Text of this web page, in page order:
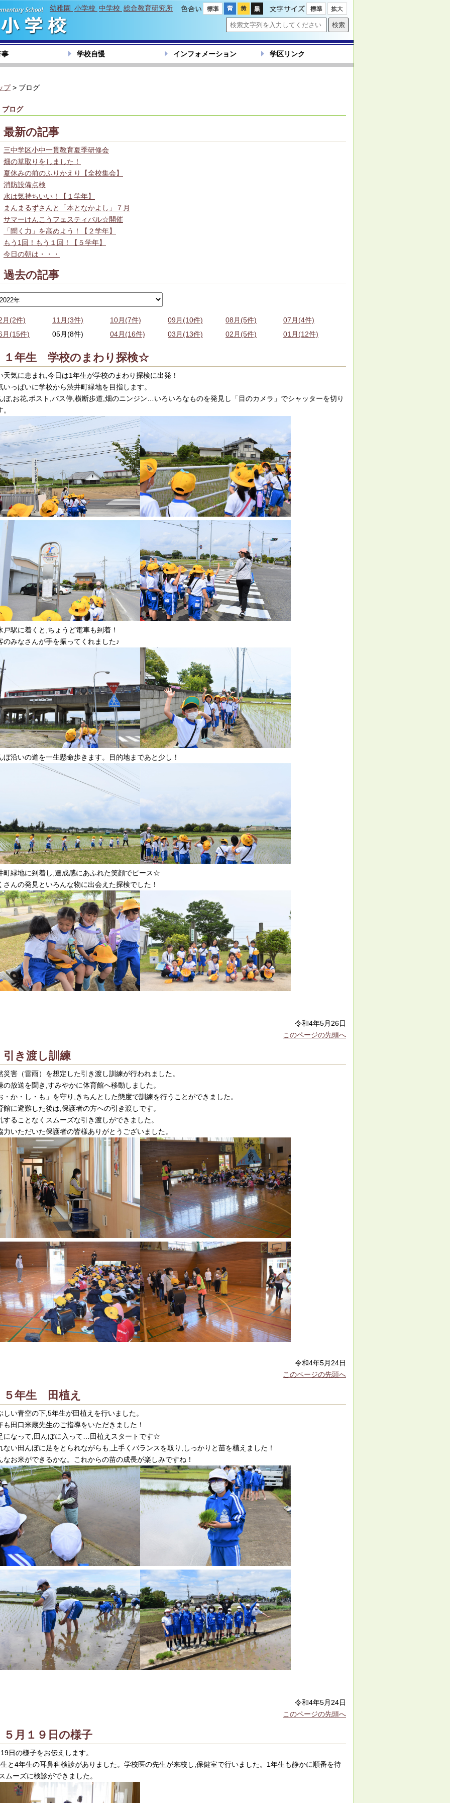
色合い 文字サイズ
幼稚園 小学校 中学校 総合教育研究所
事 学校自慢 インフォメーション 学区リンク
プ> ブログ
ブログ
最新の記事
三中学区小中一貫教育夏季研修会
畑の草取りをしました！
夏休みの前のふりかえり【全校集会】
消防設備点検
水は気持ちいい！【１学年】
まんまるずさんと「本となかよし」７月
サマーけんこうフェスティバル☆開催
「聞く力」を高めよう！【２学年】
もう1回！もう１回！【５学年】
今日の朝は・・・
過去の記事
月(2件) 11月(3件) 10月(7件) 09月(10件) 08月(5件)
07月(4件)
月(15件)
05月(8件) 04月(16件) 03月(13件) 02月(5件) 01月(12件)
１年生 学校のまわり探検☆
天気に恵まれ,今日は1年生が学校のまわり探検に出発！
いっぱいに学校から渋井町緑地を目指します。
ぼ,お花,ポスト,バス停,横断歩道,畑のニンジン…いろいろなものを発見し「目のカメラ」でシャッターを切り
戸駅に着くと,ちょうど電車も到着！
のみなさんが手を振ってくれました♪
ぼ沿いの道を一生懸命歩きます。目的地まであと少し！
町緑地に到着し,達成感にあふれた笑顔でピース☆
さんの発見といろんな物に出会えた探検でした！
令和4年5月26日
このページの先頭へ
引き渡し訓練
災害（雷雨）を想定した引き渡し訓練が行われました。
の放送を聞き,すみやかに体育館へ移動しました。
・か・し・も」を守り,きちんとした態度で訓練を行うことができました。
館に避難した後は,保護者の方への引き渡しです。
することなくスムーズな引き渡しができました。
力いただいた保護者の皆様ありがとうございました。
令和4年5月24日
このページの先頭へ
５年生 田植え
しい青空の下,5年生が田植えを行いました。
も田口米蔵先生のご指導をいただきました！
になって,田んぼに入って…田植えスタートです☆
ない田んぼに足をとられながらも,上手くバランスを取り,しっかりと苗を植えました！
なお米ができるかな。これからの苗の成長が楽しみですね！
令和4年5月24日
このページの先頭へ
５月１９日の様子
日の様子をお伝えします。
と4年生の耳鼻科検診がありました。学校医の先生が来校し,保健室で行いました。1年生も静かに順番を待
ムーズに検診ができました。